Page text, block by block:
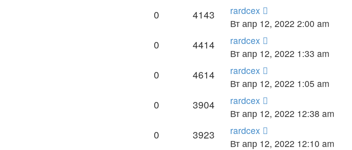
0 4143
rardcex
Вт апр 12, 2022 2:00 am
0 4414
rardcex
Вт апр 12, 2022 1:33 am
0 4614
rardcex
Вт апр 12, 2022 1:05 am
0 3904
rardcex
Вт апр 12, 2022 12:38 am
0 3923
rardcex
Вт апр 12, 2022 12:10 am